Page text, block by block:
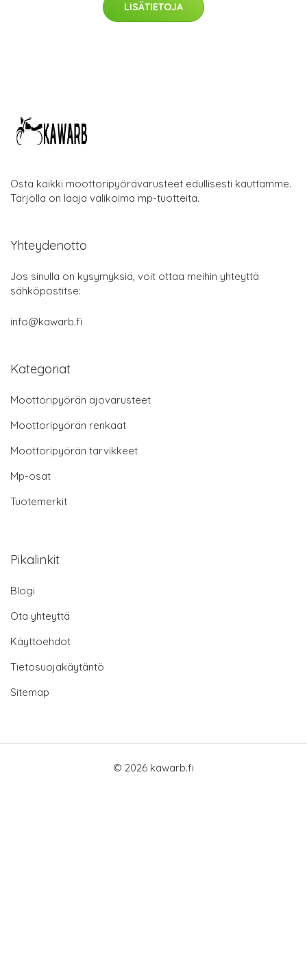
LISÄTIETOJA
Osta kaikki moottoripyörävarusteet edullisesti kauttamme.
Tarjolla on laaja valikoima mp-tuotteita.
Yhteydenotto
Jos sinulla on kysymyksiä, voit ottaa meihin yhteyttä
sähköpostitse:
info@kawarb.fi
Kategoriat
Moottoripyörän ajovarusteet
Moottoripyörän renkaat
Moottoripyörän tarvikkeet
Mp-osat
Tuotemerkit
Pikalinkit
Blogi
Ota yhteyttä
Käyttöehdot
Tietosuojakäytäntö
Sitemap
© 2026 kawarb.fi